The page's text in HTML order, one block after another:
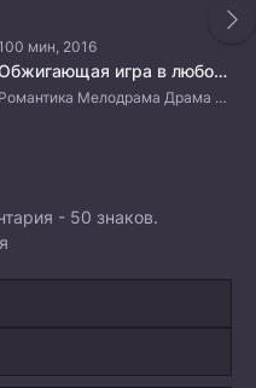
мин, 2016
Обжигающая игра в любовь
Романтика Мелодрама Драма Тайские дорамы
- 50 знаков.